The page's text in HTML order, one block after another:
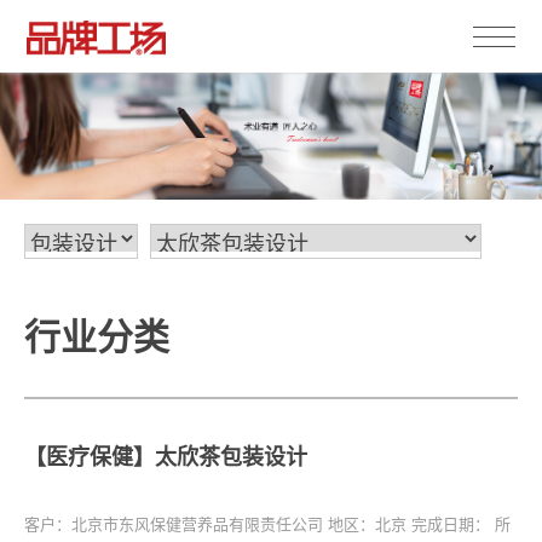
行业分类
【医疗保健】太欣茶包装设计
客户：北京市东风保健营养品有限责任公司 地区：北京 完成日期： 所